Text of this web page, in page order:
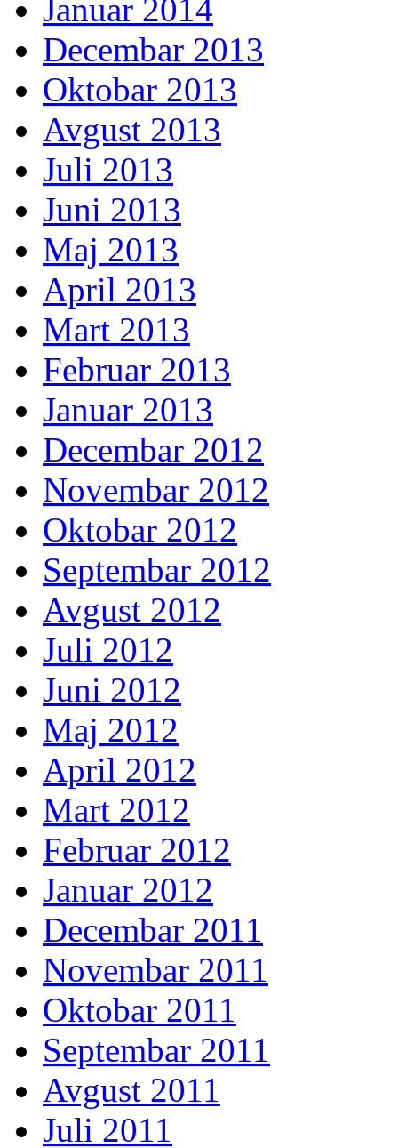
Januar 2014
Decembar 2013
Oktobar 2013
Avgust 2013
Juli 2013
Juni 2013
Maj 2013
April 2013
Mart 2013
Februar 2013
Januar 2013
Decembar 2012
Novembar 2012
Oktobar 2012
Septembar 2012
Avgust 2012
Juli 2012
Juni 2012
Maj 2012
April 2012
Mart 2012
Februar 2012
Januar 2012
Decembar 2011
Novembar 2011
Oktobar 2011
Septembar 2011
Avgust 2011
Juli 2011